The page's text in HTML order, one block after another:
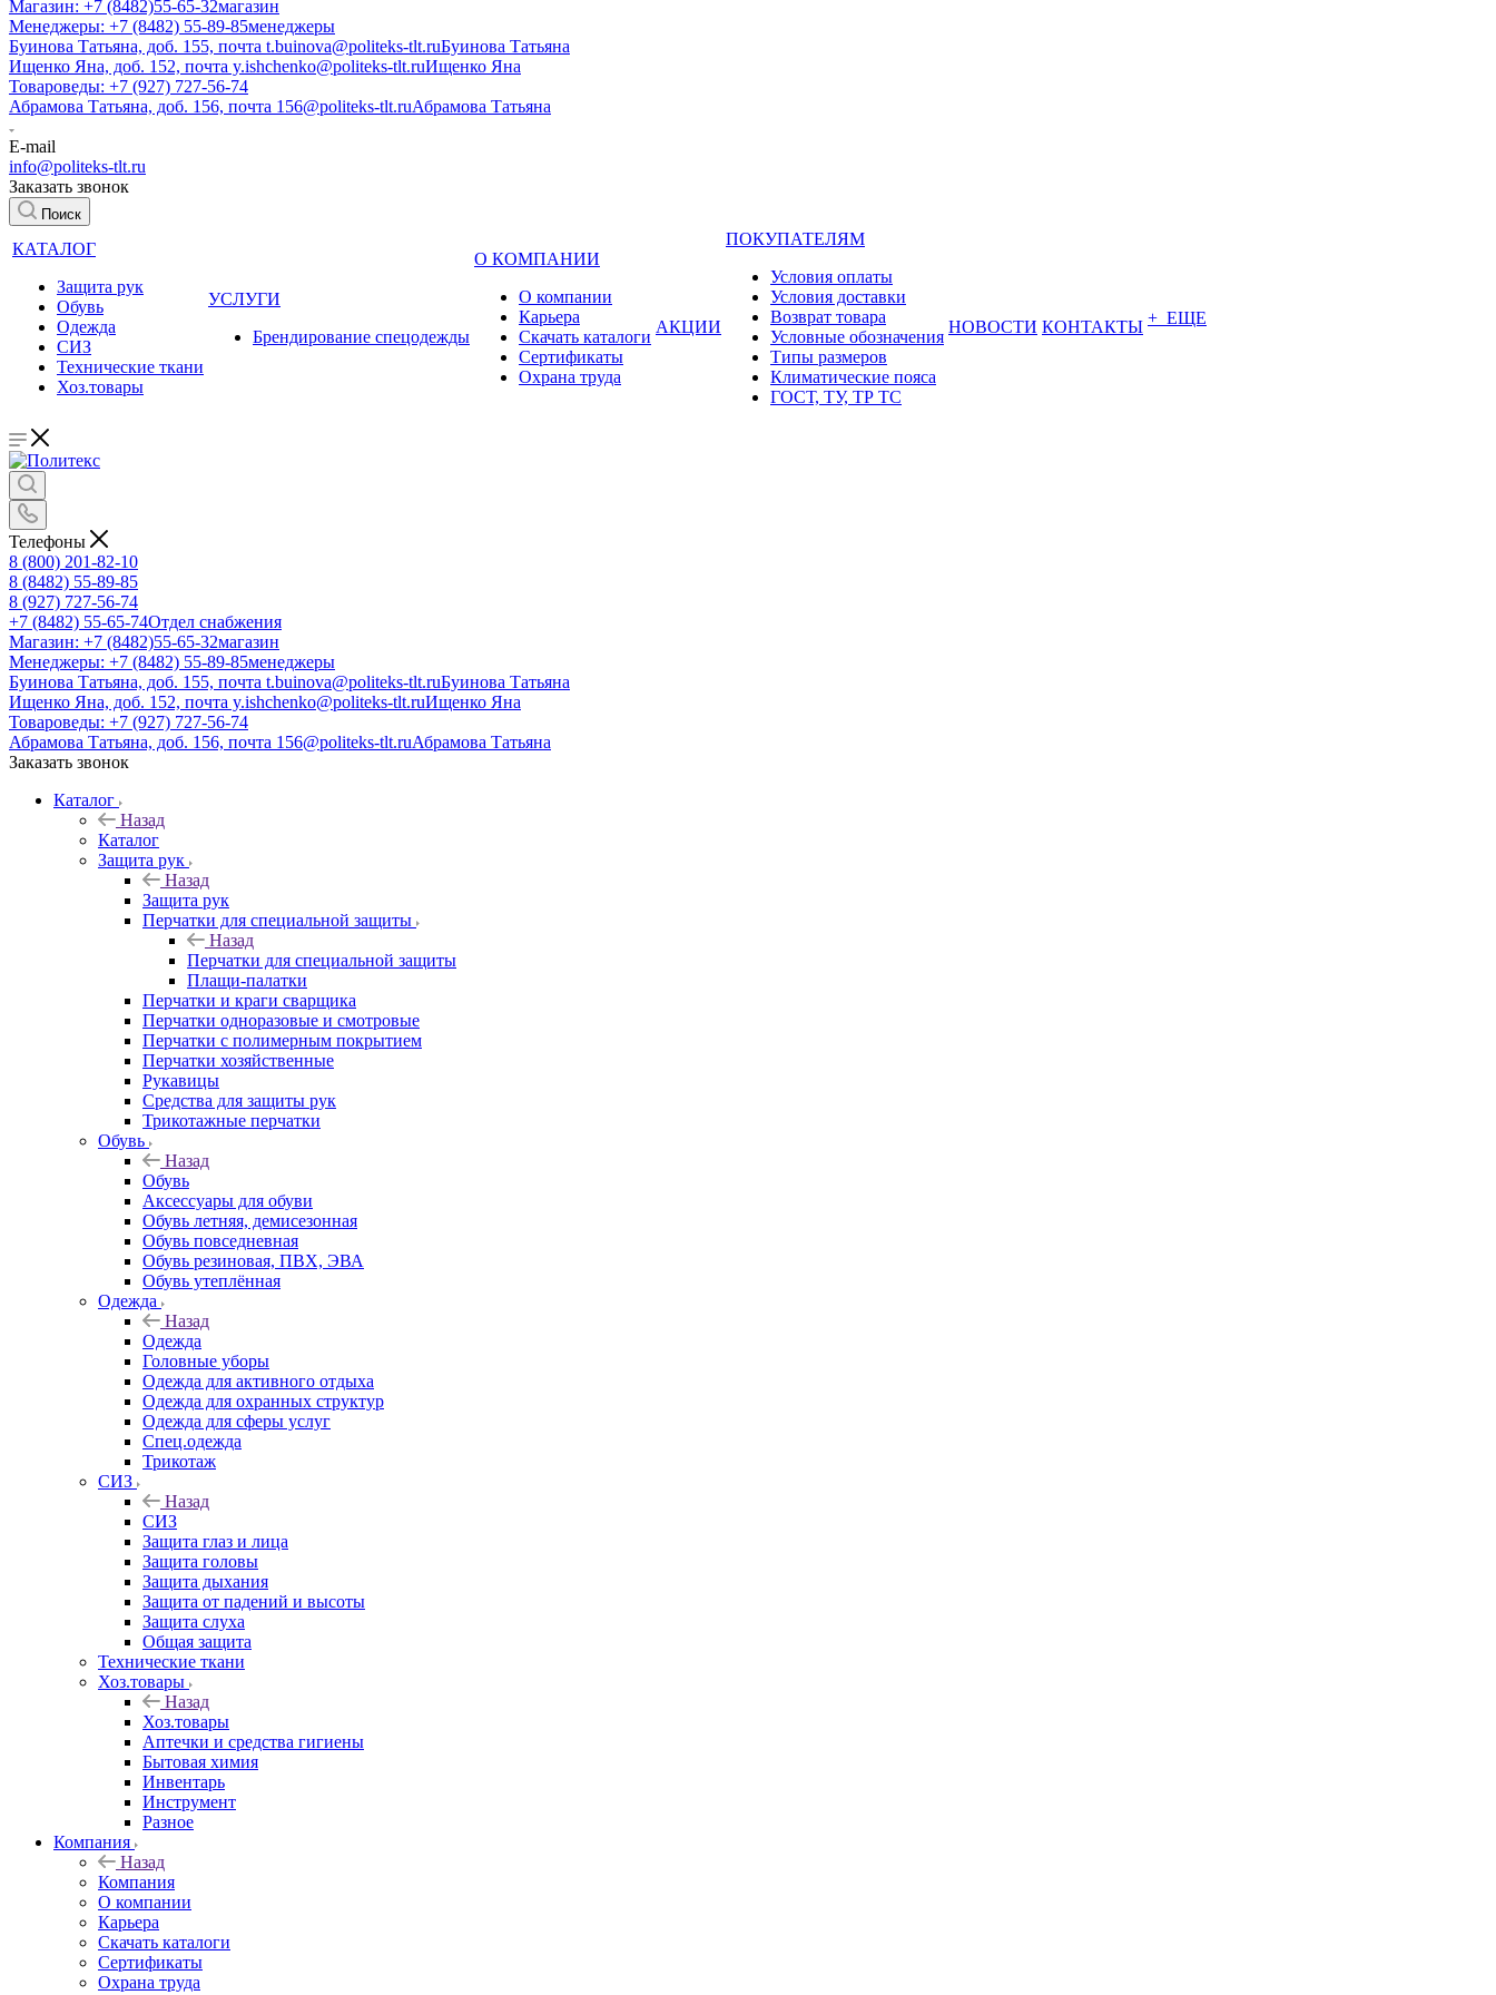
Магазин: +7 (8482)55-65-32магазин
Менеджеры: +7 (8482) 55-89-85менеджеры
Буинова Татьяна, доб. 155, почта t.buinova@politeks-tlt.ruБуинова Татьяна
Ищенко Яна, доб. 152, почта y.ishchenko@politeks-tlt.ruИщенко Яна
Товароведы: +7 (927) 727-56-74
Абрамова Татьяна, доб. 156, почта 156@politeks-tlt.ruАбрамова Татьяна
E-mail
info@politeks-tlt.ru
Заказать звонок
Поиск
КАТАЛОГ
Защита рук
Обувь
Одежда
СИЗ
Технические ткани
Хоз.товары
УСЛУГИ
Брендирование спецодежды
О КОМПАНИИ
О компании
Карьера
Cкачать каталоги
Сертификаты
Охрана труда
АКЦИИ
ПОКУПАТЕЛЯМ
Условия оплаты
Условия доставки
Возврат товара
Условные обозначения
Типы размеров
Климатические пояса
ГОСТ, ТУ, ТР ТС
НОВОСТИ КОНТАКТЫ + ЕЩЕ
Телефоны
8 (800) 201-82-10
8 (8482) 55-89-85
8 (927) 727-56-74
+7 (8482) 55-65-74Отдел снабжения
Магазин: +7 (8482)55-65-32магазин
Менеджеры: +7 (8482) 55-89-85менеджеры
Буинова Татьяна, доб. 155, почта t.buinova@politeks-tlt.ruБуинова Татьяна
Ищенко Яна, доб. 152, почта y.ishchenko@politeks-tlt.ruИщенко Яна
Товароведы: +7 (927) 727-56-74
Абрамова Татьяна, доб. 156, почта 156@politeks-tlt.ruАбрамова Татьяна
Заказать звонок
Каталог
Назад
Каталог
Защита рук
Назад
Защита рук
Перчатки для специальной защиты
Назад
Перчатки для специальной защиты
Плащи-палатки
Перчатки и краги сварщика
Перчатки одноразовые и смотровые
Перчатки с полимерным покрытием
Перчатки хозяйственные
Рукавицы
Средства для защиты рук
Трикотажные перчатки
Обувь
Назад
Обувь
Аксессуары для обуви
Обувь летняя, демисезонная
Обувь повседневная
Обувь резиновая, ПВХ, ЭВА
Обувь утеплённая
Одежда
Назад
Одежда
Головные уборы
Одежда для активного отдыха
Одежда для охранных структур
Одежда для сферы услуг
Спец.одежда
Трикотаж
СИЗ
Назад
СИЗ
Защита глаз и лица
Защита головы
Защита дыхания
Защита от падений и высоты
Защита слуха
Общая защита
Технические ткани
Хоз.товары
Назад
Хоз.товары
Аптечки и средства гигиены
Бытовая химия
Инвентарь
Инструмент
Разное
Компания
Назад
Компания
О компании
Карьера
Cкачать каталоги
Сертификаты
Охрана труда